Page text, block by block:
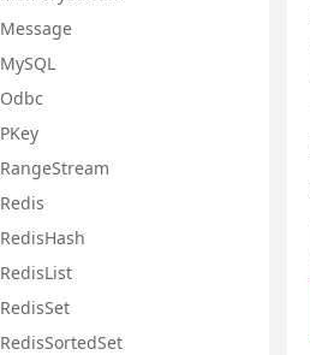
Message
MySQL
Odbc
PKey
RangeStream
Redis
RedisHash
RedisList
RedisSet
RedisSortedSet